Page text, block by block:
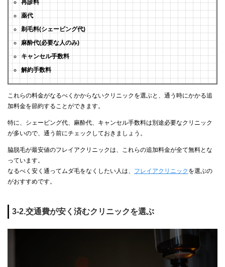
再診料
薬代
剃毛料(シェービング代)
麻酔代(必要な人のみ)
キャンセル手数料
解約手数料
これらの料金がなるべくかからないクリニックを選ぶと、通う時にかかる追
加料金を節約することができます。
特に、シェービング代、麻酔代、キャンセル手数料は別途必要なクリニック
が多いので、通う前にチェックしておきましょう。
脇脱毛が最安値のフレイアクリニックは、これらの追加料金が全て無料とな
っています。
なるべく安く通ってムダ毛をなくしたい人は、 フレイアクリニック を選ぶの
がおすすめです。
3-2.交通費が安く済むクリニックを選ぶ